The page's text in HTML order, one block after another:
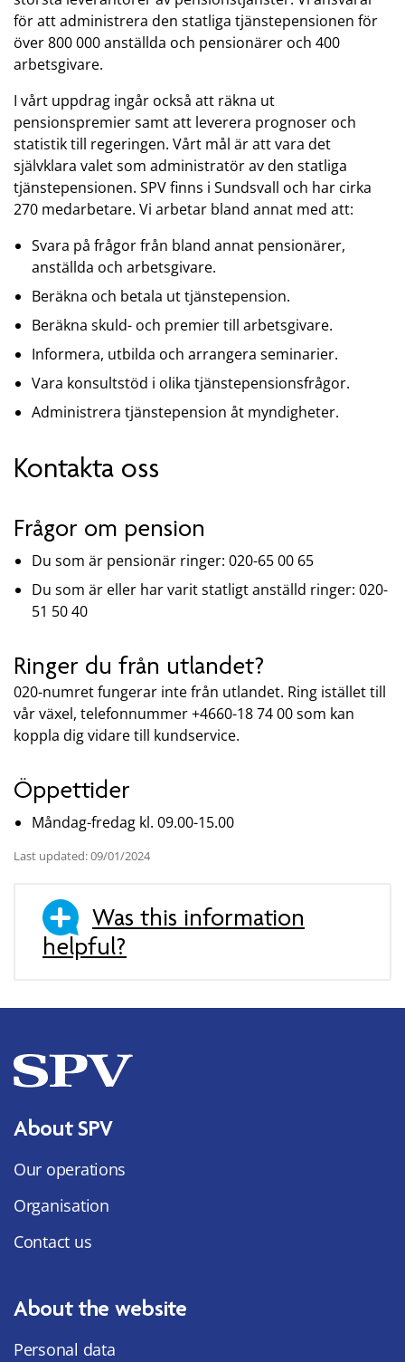
för att administrera den statliga tjänstepensionen för
över 800 000 anställda och pensionärer och 400
arbetsgivare.
I vårt uppdrag ingår också att räkna ut
pensionspremier samt att leverera prognoser och
statistik till regeringen. Vårt mål är att vara det
självklara valet som administratör av den statliga
tjänstepensionen. SPV finns i Sundsvall och har cirka
270 medarbetare. Vi arbetar bland annat med att:
Svara på frågor från bland annat pensionärer,
anställda och arbetsgivare.
Beräkna och betala ut tjänstepension.
Beräkna skuld- och premier till arbetsgivare.
Informera, utbilda och arrangera seminarier.
Vara konsultstöd i olika tjänstepensionsfrågor.
Administrera tjänstepension åt myndigheter.
Kontakta oss
Frågor om pension
Du som är pensionär ringer: 020-65 00 65
Du som är eller har varit statligt anställd ringer: 020-
51 50 40
Ringer du från utlandet?
020-numret fungerar inte från utlandet. Ring istället till
vår växel, telefonnummer +4660-18 74 00 som kan
koppla dig vidare till kundservice.
Öppettider
Måndag-fredag kl. 09.00-15.00
Last updated: 09/01/2024
Was this information
helpful?
About SPV
Our operations
Organisation
Contact us
About the website
Personal data